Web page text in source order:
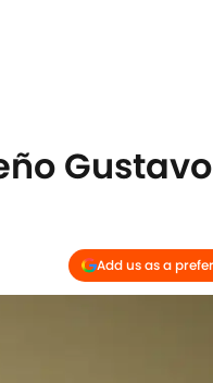
Add us as a